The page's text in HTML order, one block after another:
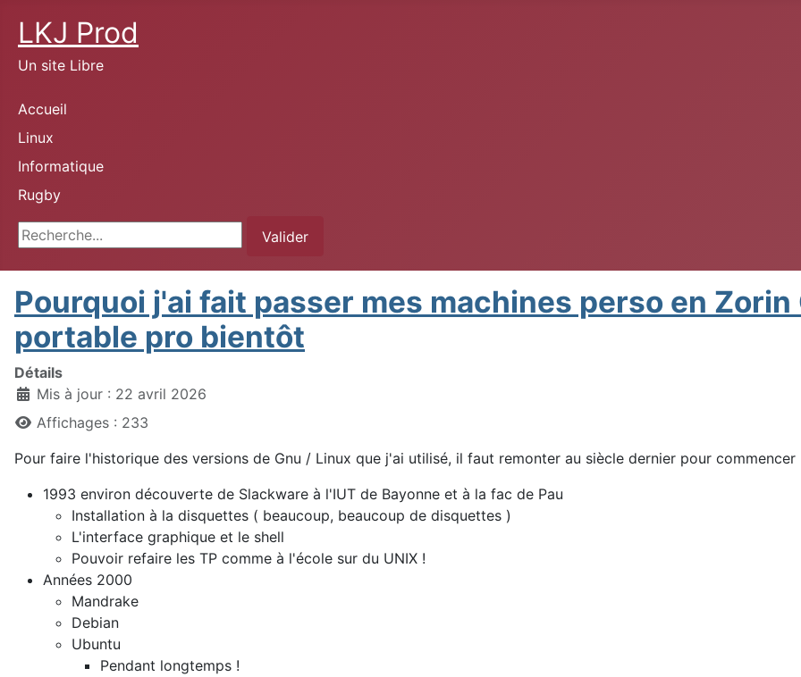
LKJ Prod
Un site Libre
Accueil
Linux
Informatique
Rugby
Rechercher
Valider
Pourquoi j'ai fait passer mes machines perso en Zorin
portable pro bientôt
Détails
Mis à jour : 22 avril 2026
Affichages : 233
Pour faire l'historique des versions de Gnu / Linux que j'ai utilisé, il faut remonter au siècle dernier pour commencer
1993 environ découverte de Slackware à l'IUT de Bayonne et à la fac de Pau
Installation à la disquettes ( beaucoup, beaucoup de disquettes )
L'interface graphique et le shell
Pouvoir refaire les TP comme à l'école sur du UNIX !
Années 2000
Mandrake
Debian
Ubuntu
Pendant longtemps !